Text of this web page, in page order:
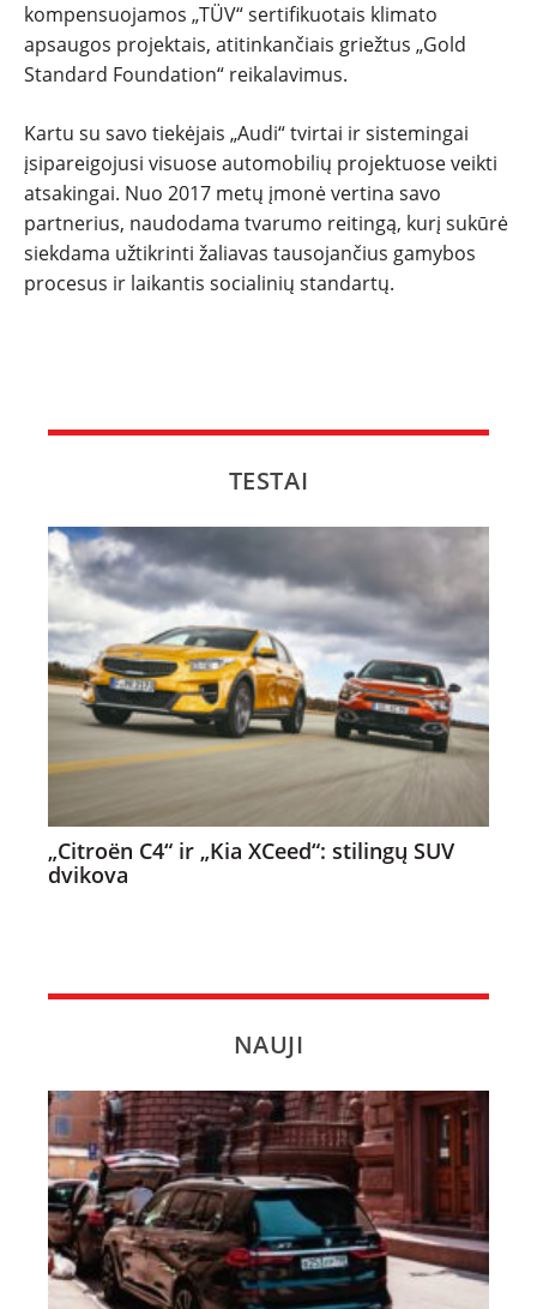
kompensuojamos „TÜV“ sertifikuotais klimato
apsaugos projektais, atitinkančiais griežtus „Gold
Standard Foundation“ reikalavimus.
Kartu su savo tiekėjais „Audi“ tvirtai ir sistemingai
įsipareigojusi visuose automobilių projektuose veikti
atsakingai. Nuo 2017 metų įmonė vertina savo
partnerius, naudodama tvarumo reitingą, kurį sukūrė
siekdama užtikrinti žaliavas tausojančius gamybos
procesus ir laikantis socialinių standartų.
TESTAI
„Citroën C4“ ir „Kia XCeed“: stilingų SUV
dvikova
NAUJI